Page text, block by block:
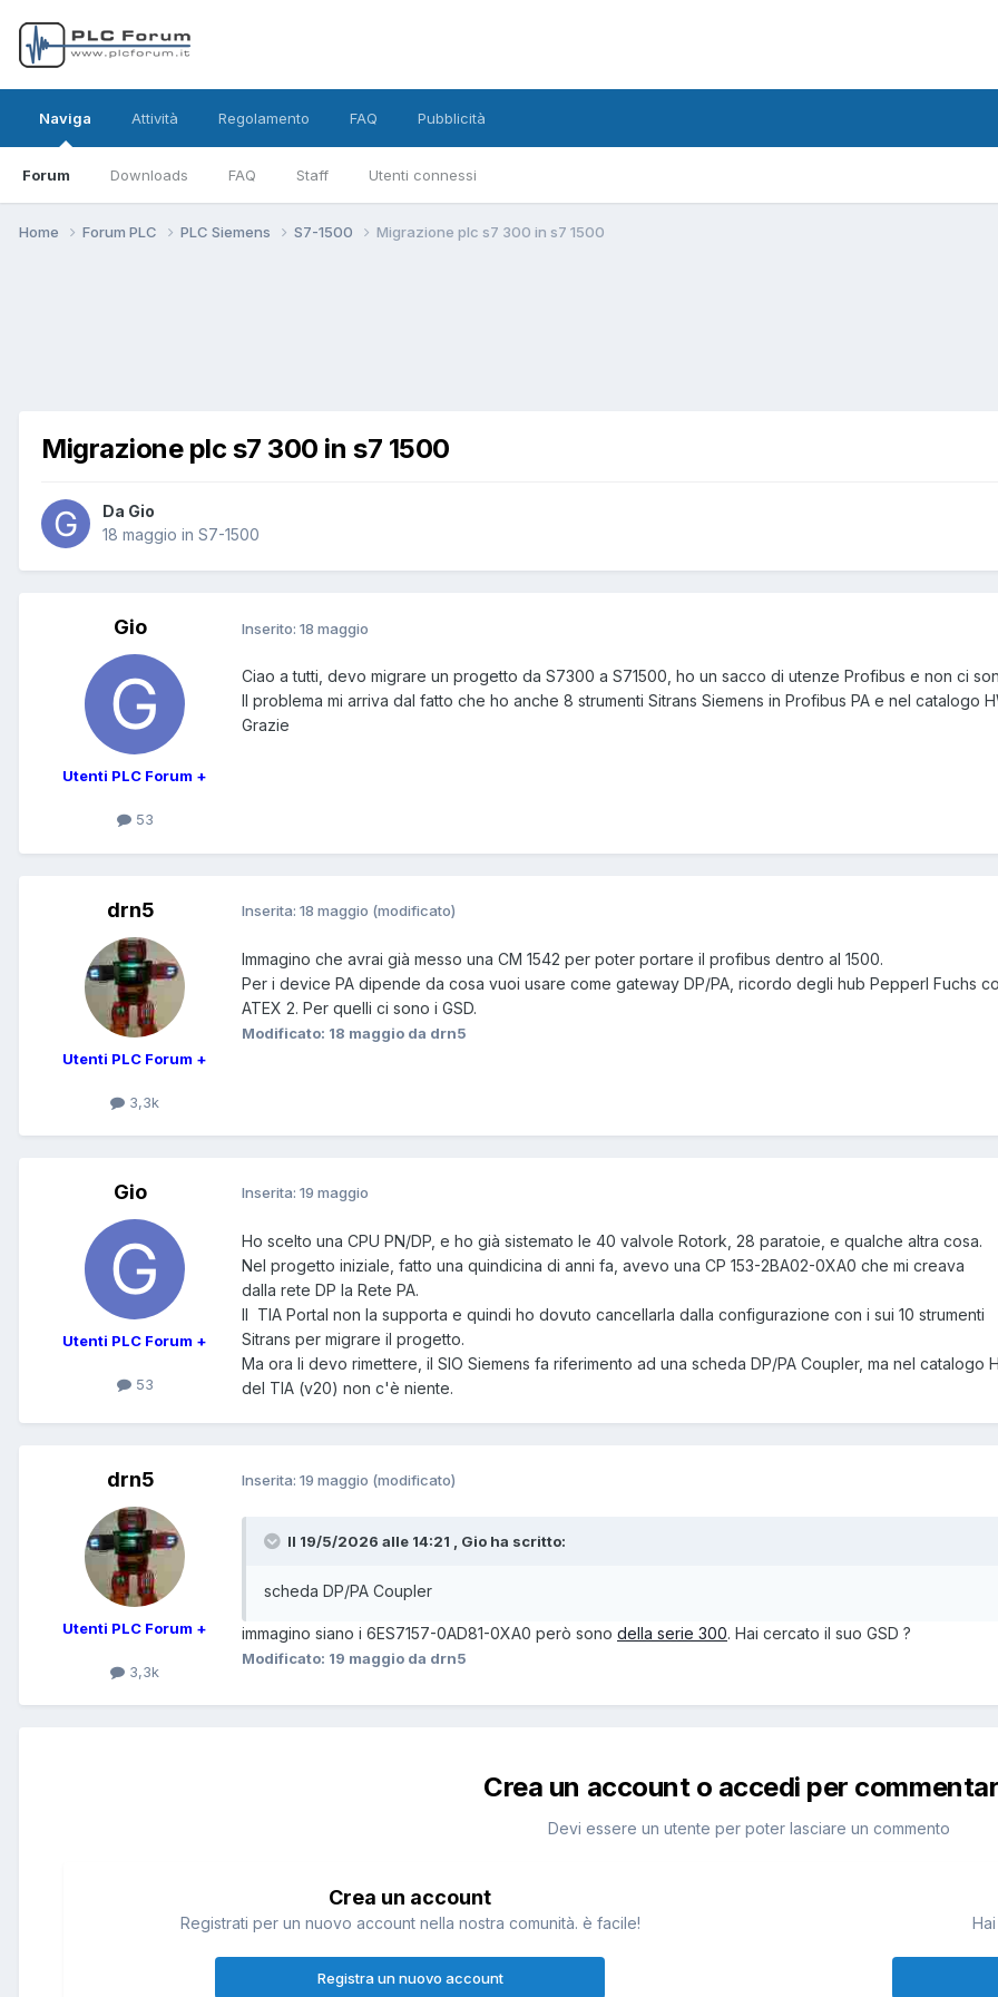
Naviga
Forum Downloads FAQ Staff Utenti connessi
Attività Regolamento FAQ Pubblicità
Home Forum PLC PLC Siemens S7-1500 Migrazione plc s7 300 in s7 1500
Migrazione plc s7 300 in s7 1500
Da Gio
18 maggio in S7-1500
Gio
Utenti PLC Forum +
53
Inserito: 18 maggio
Ciao a tutti, devo migrare un progetto da S7300 a S71500, ho un sacco di utenze Profibus e non ci
Il problema mi arriva dal fatto che ho anche 8 strumenti Sitrans Siemens in Profibus PA e nel catalogo
Grazie
drn5
Utenti PLC Forum +
3,3k
Inserita: 18 maggio (modificato)
Immagino che avrai già messo una CM 1542 per poter portare il profibus dentro al 1500.
Per i device PA dipende da cosa vuoi usare come gateway DP/PA, ricordo degli hub Pepperl Fuchs
ATEX 2. Per quelli ci sono i GSD.
Modificato: 18 maggio da drn5
Gio
Utenti PLC Forum +
53
Inserita: 19 maggio
Ho scelto una CPU PN/DP, e ho già sistemato le 40 valvole Rotork, 28 paratoie, e qualche altra cosa.
Nel progetto iniziale, fatto una quindicina di anni fa, avevo una CP 153-2BA02-0XA0 che mi creava
dalla rete DP la Rete PA.
Il TIA Portal non la supporta e quindi ho dovuto cancellarla dalla configurazione con i sui 10 strumenti
Sitrans per migrare il progetto.
Ma ora li devo rimettere, il SIO Siemens fa riferimento ad una scheda DP/PA Coupler, ma nel catalogo
del TIA (v20) non c'è niente.
drn5
Utenti PLC Forum +
3,3k
Inserita: 19 maggio (modificato)
Il 19/5/2026 alle 14:21 , Gio ha scritto:
scheda DP/PA Coupler
immagino siano i 6ES7157-0AD81-0XA0 però sono della serie 300. Hai cercato il suo GSD ?
Modificato: 19 maggio da drn5
Crea un account o accedi per
Devi essere un utente per poter lasciare un commento
Crea un account
Registrati per un nuovo account nella nostra comunità. è facile!
Registra un nuovo account